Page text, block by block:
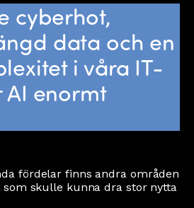
cyberhot,
data och en
i våra IT-
AI enormt
fördelar finns andra områden
skulle kunna dra stor nytta